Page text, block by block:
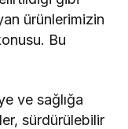
ürünlerimizin
Bu
ve sağlığa
sürdürülebilir